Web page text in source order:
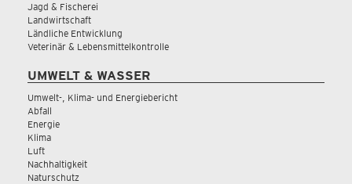
Jagd & Fischerei
Landwirtschaft
Ländliche Entwicklung
Veterinär & Lebensmittelkontrolle
UMWELT & WASSER
Umwelt-, Klima- und Energiebericht
Abfall
Energie
Klima
Luft
Nachhaltigkeit
Naturschutz